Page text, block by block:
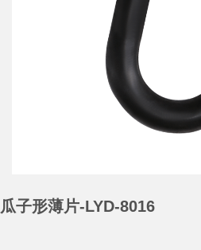
瓜子形薄片-LYD-8016